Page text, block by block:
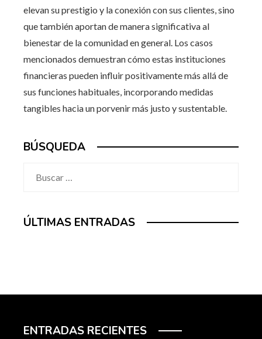
elevan su prestigio y la conexión con sus clientes, sino
que también aportan de manera significativa al
bienestar de la comunidad en general. Los casos
mencionados demuestran cómo estas instituciones
financieras pueden influir positivamente más allá de
sus funciones habituales, incorporando medidas
tangibles hacia un porvenir más justo y sustentable.
BÚSQUEDA
ÚLTIMAS ENTRADAS
ENTRADAS RECIENTES